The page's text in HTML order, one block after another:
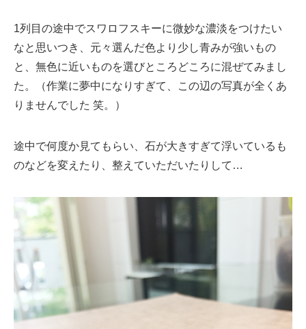
1列目の途中でスワロフスキーに微妙な濃淡をつけたい
なと思いつき、元々選んだ色より少し青みが強いもの
と、無色に近いものを選びところどころに混ぜてみまし
た。（作業に夢中になりすぎて、この辺の写真が全くあ
りませんでした 笑。）
途中で何度か見てもらい、石が大きすぎて浮いているも
のなどを変えたり、整えていただいたりして…